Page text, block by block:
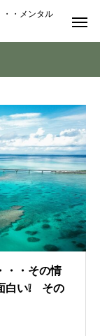
・・メンタル
・・その情
白い❕ その